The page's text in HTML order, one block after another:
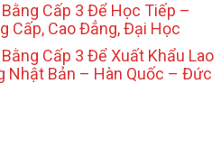
Cấp 3 Để Học Tiếp –
Cấp, Cao Đẳng, Đại Học
Cấp 3 Để Xuất Khẩu Lao
Nhật Bản – Hàn Quốc – Đức